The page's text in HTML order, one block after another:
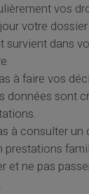
vos
votre
survient dans
à faire vos
données sont
à consulter
prestations
et ne pas